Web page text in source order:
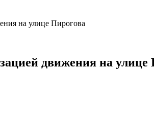
на улице Пирогова
движения на улице